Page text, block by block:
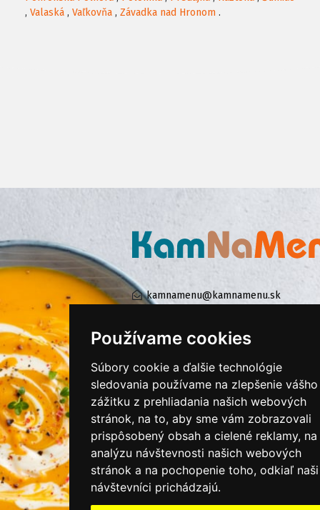
Používame cookies
Súbory cookie a ďalšie technológie
sledovania používame na zlepšenie vášho
zážitku z prehliadania našich webových
stránok, na to, aby sme vám zobrazovali
prispôsobený obsah a cielené reklamy, na
analýzu návštevnosti našich webových
stránok a na pochopenie toho, odkiaľ naši
návštevníci prichádzajú.
, Valaská , Vaľkovňa , Závadka nad Hronom .
kamnamenu@kamnamenu.sk
KONTAKTUJTE NÁS
PRIHLÁSIŤ SA DO ZÁKAZNÍCKEJ ZÓNY
Všeobecné obchodné podmienky
Ochrana osobných údajov
Cookies